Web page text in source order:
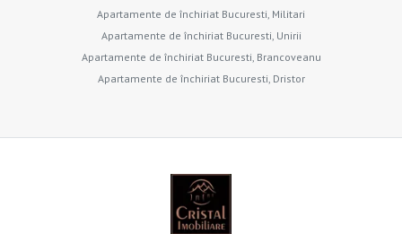
Apartamente de închiriat Bucuresti, Militari
Apartamente de închiriat Bucuresti, Unirii
Apartamente de închiriat Bucuresti, Brancoveanu
Apartamente de închiriat Bucuresti, Dristor